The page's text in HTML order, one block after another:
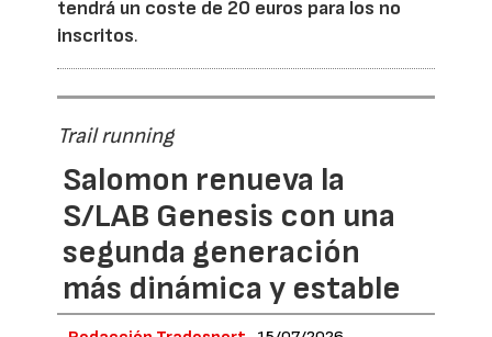
tendrá un coste de 20 euros para los no
inscritos.
Trail running
Salomon renueva la
S/LAB Genesis con una
segunda generación
más dinámica y estable